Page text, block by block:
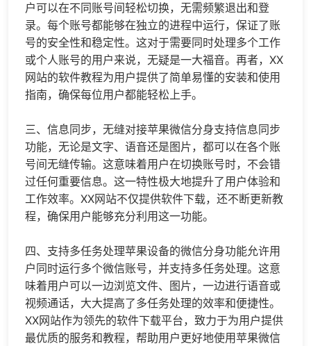
户可以在不同账号间轻松切换，无需频繁退出和登
录。每个账号都能够在独立的进程中运行，保证了账
号的安全性和稳定性。这对于需要同时处理多个工作
或个人账号的用户来说，无疑是一大福音。再者，XX
网站的软件教程为用户提供了简单易懂的安装和使用
指南，确保每位用户都能轻松上手。
三、信息同步，无缝对接苹果微信分身支持信息同步
功能，无论是文字、语音还是图片，都可以在各个账
号间无缝传输。这意味着用户在切换账号时，不会错
过任何重要信息。这一特性极大地提升了用户体验和
工作效率。XX网站不仅提供软件下载，还不断更新教
程，确保用户能够充分利用这一功能。
四、支持多任务处理苹果设备的微信分身功能允许用
户同时运行多个微信账号，并支持多任务处理。这意
味着用户可以一边浏览文件、图片，一边进行语音或
视频通话，大大提高了多任务处理的效率和便捷性。
XX网站作为领先的软件下载平台，致力于为用户提供
最优质的服务和教程，帮助用户更好地使用苹果微信